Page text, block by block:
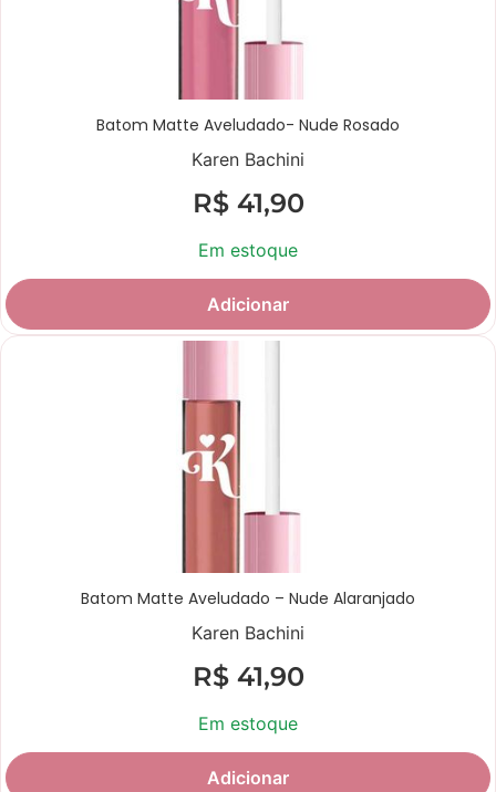
Batom Matte Aveludado- Nude Rosado
Karen Bachini
R$41,90
Em estoque
Adicionar
Batom Matte Aveludado – Nude Alaranjado
Karen Bachini
R$41,90
Em estoque
Adicionar